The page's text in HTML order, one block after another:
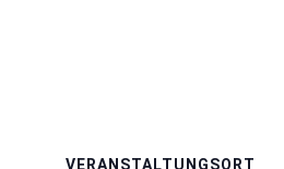
VERANSTALTUNGSORT